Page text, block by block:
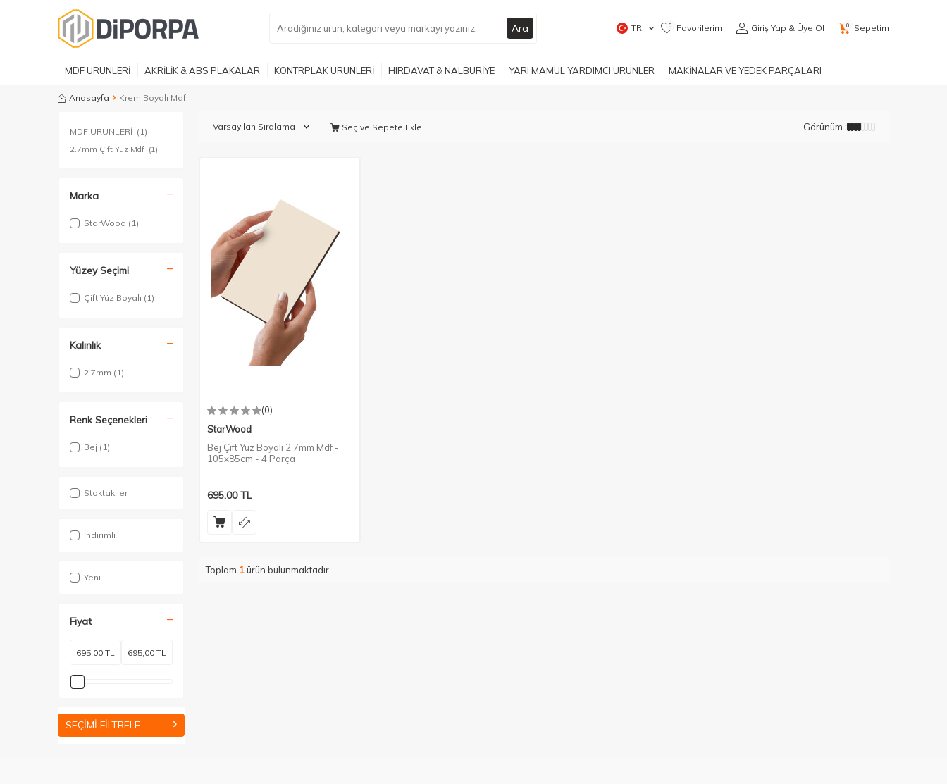
Ara TR 0 Favorilerim Giriş Yap & Üye Ol 0 Sepetim
MDF ÜRÜNLERİ AKRİLİK & ABS PLAKALAR KONTRPLAK ÜRÜNLERİ HIRDAVAT & NALBURİYE YARI MAMÜL YARDIMCI ÜRÜNLER MAKİNALAR VE YEDEK PARÇALARI
Anasayfa Krem Boyalı Mdf
MDF ÜRÜNLERİ (1)
2.7mm Çift Yüz Mdf (1)
Marka
StarWood (1)
Yüzey Seçimi
Çift Yüz Boyalı (1)
Kalınlık
2.7mm (1)
Renk Seçenekleri
Bej (1)
Stoktakiler
İndirimli
Yeni
Fiyat
SEÇIMI FILTRELE
Seç ve Sepete Ekle Görünüm :
(0)
StarWood
Bej Çift Yüz Boyalı 2.7mm Mdf -
105x85cm - 4 Parça
695,00TL
Toplam 1ürün bulunmaktadır.